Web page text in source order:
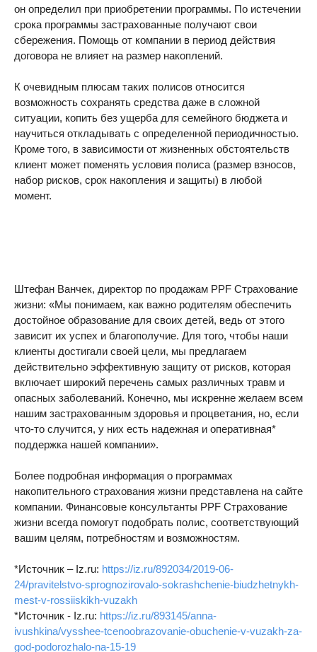
он определил при приобретении программы. По истечении
срока программы застрахованные получают свои
сбережения. Помощь от компании в период действия
договора не влияет на размер накоплений.
К очевидным плюсам таких полисов относится
возможность сохранять средства даже в сложной
ситуации, копить без ущерба для семейного бюджета и
научиться откладывать с определенной периодичностью.
Кроме того, в зависимости от жизненных обстоятельств
клиент может поменять условия полиса (размер взносов,
набор рисков, срок накопления и защиты) в любой
момент.
Штефан Ванчек, директор по продажам PPF Страхование
жизни: «Мы понимаем, как важно родителям обеспечить
достойное образование для своих детей, ведь от этого
зависит их успех и благополучие. Для того, чтобы наши
клиенты достигали своей цели, мы предлагаем
действительно эффективную защиту от рисков, которая
включает широкий перечень самых различных травм и
опасных заболеваний. Конечно, мы искренне желаем всем
нашим застрахованным здоровья и процветания, но, если
что-то случится, у них есть надежная и оперативная*
поддержка нашей компании».
Более подробная информация о программах
накопительного страхования жизни представлена на сайте
компании. Финансовые консультанты PPF Страхование
жизни всегда помогут подобрать полис, соответствующий
вашим целям, потребностям и возможностям.
*Источник – Iz.ru: https://iz.ru/892034/2019-06-
24/pravitelstvo-sprognozirovalo-sokrashchenie-biudzhetnykh-
mest-v-rossiiskikh-vuzakh
*Источник - Iz.ru: https://iz.ru/893145/anna-
ivushkina/vysshee-tcenoobrazovanie-obuchenie-v-vuzakh-za-
god-podorozhalo-na-15-19